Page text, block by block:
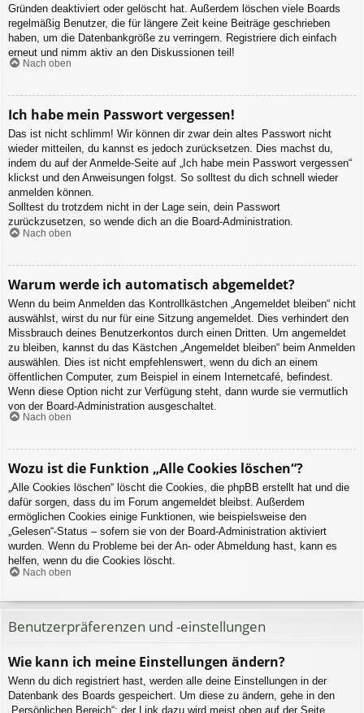
Gründen deaktiviert oder gelöscht hat. Außerdem löschen viele Boards
regelmäßig Benutzer, die für längere Zeit keine Beiträge geschrieben
haben, um die Datenbankgröße zu verringern. Registriere dich einfach
erneut und nimm aktiv an den Diskussionen teil!
Nach oben
Ich habe mein Passwort vergessen!
Das ist nicht schlimm! Wir können dir zwar dein altes Passwort nicht
wieder mitteilen, du kannst es jedoch zurücksetzen. Dies machst du,
indem du auf der Anmelde-Seite auf „Ich habe mein Passwort vergessen“
klickst und den Anweisungen folgst. So solltest du dich schnell wieder
anmelden können.
Solltest du trotzdem nicht in der Lage sein, dein Passwort
zurückzusetzen, so wende dich an die Board-Administration.
Nach oben
Warum werde ich automatisch abgemeldet?
Wenn du beim Anmelden das Kontrollkästchen „Angemeldet bleiben“ nicht
auswählst, wirst du nur für eine Sitzung angemeldet. Dies verhindert den
Missbrauch deines Benutzerkontos durch einen Dritten. Um angemeldet
zu bleiben, kannst du das Kästchen „Angemeldet bleiben“ beim Anmelden
auswählen. Dies ist nicht empfehlenswert, wenn du dich an einem
öffentlichen Computer, zum Beispiel in einem Internetcafé, befindest.
Wenn diese Option nicht zur Verfügung steht, dann wurde sie vermutlich
von der Board-Administration ausgeschaltet.
Nach oben
Wozu ist die Funktion „Alle Cookies löschen“?
„Alle Cookies löschen“ löscht die Cookies, die phpBB erstellt hat und die
dafür sorgen, dass du im Forum angemeldet bleibst. Außerdem
ermöglichen Cookies einige Funktionen, wie beispielsweise den
„Gelesen“-Status – sofern sie von der Board-Administration aktiviert
wurden. Wenn du Probleme bei der An- oder Abmeldung hast, kann es
helfen, wenn du die Cookies löscht.
Nach oben
Benutzerpräferenzen und -einstellungen
Wie kann ich meine Einstellungen ändern?
Wenn du dich registriert hast, werden alle deine Einstellungen in der
Datenbank des Boards gespeichert. Um diese zu ändern, gehe in den
„Persönlichen Bereich“; der Link dazu wird meist oben auf der Seite